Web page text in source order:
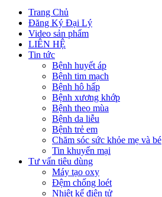
Trang Chủ
Đăng Ký Đại Lý
Video sản phẩm
LIÊN HỆ
Tin tức
Bệnh huyết áp
Bệnh tim mạch
Bệnh hô hấp
Bệnh xương khớp
Bệnh theo mùa
Bệnh da liễu
Bệnh trẻ em
Chăm sóc sức khỏe mẹ và bé
Tin khuyến mại
Tư vấn tiêu dùng
Máy tạo oxy
Đệm chống loét
Nhiệt kế điện tử